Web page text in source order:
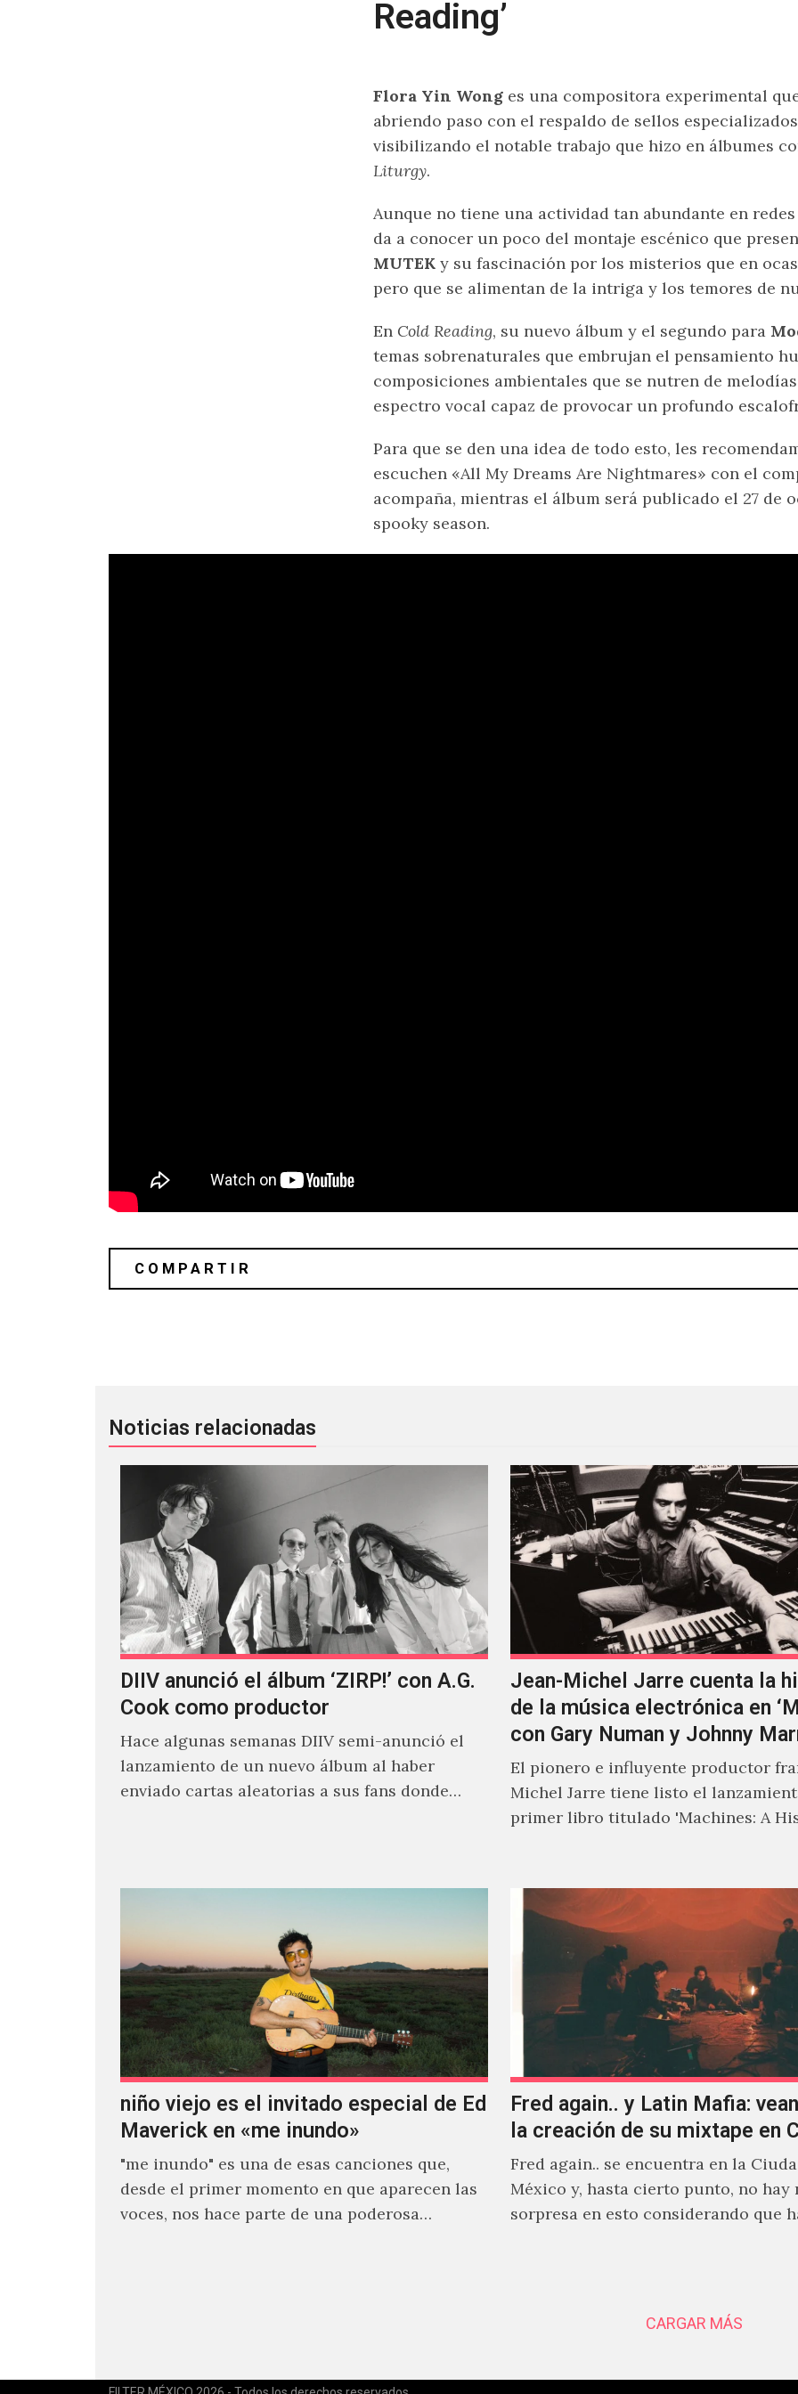
Reading’
Flora Yin Wong es una compositora experimental
abriendo paso con el respaldo de sellos
visibilizando el notable trabajo que hizo en álbumes
Liturgy.
Aunque no tiene una actividad tan abundante en
da a conocer un poco del montaje escénico que
MUTEK y su fascinación por los misterios que en
pero que se alimentan de la intriga y los temores de
En Cold Reading, su nuevo álbum y el segundo para
temas sobrenaturales que embrujan el pensamiento
composiciones ambientales que se nutren de
espectro vocal capaz de provocar un profundo
Para que se den una idea de todo esto, les
escuchen «All My Dreams Are Nightmares» con el
acompaña, mientras el álbum será publicado el 27 de
spooky season.
Noticias relacionadas
DIIV anunció el álbum ‘ZIRP!’ con A.G.
Cook como productor
Hace algunas semanas DIIV semi-anunció el
lanzamiento de un nuevo álbum al haber
enviado cartas aleatorias a sus fans donde
Jean-Michel Jarre cuenta la
de la música electrónica en
con Gary Numan y Johnny
El pionero e influyente productor
Michel Jarre tiene listo el
primer libro titulado 'Machines: A
niño viejo es el invitado especial de Ed
Maverick en «me inundo»
"me inundo" es una de esas canciones que,
desde el primer momento en que aparecen las
voces, nos hace parte de una poderosa
Fred again.. y Latin Mafia:
la creación de su mixtape en
Fred again.. se encuentra en la
México y, hasta cierto punto, no hay
sorpresa en esto considerando que
CARGAR MÁS